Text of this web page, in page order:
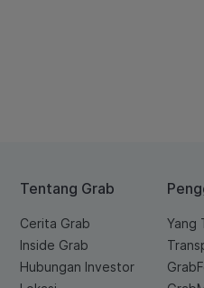
Tentang Grab
Cerita Grab
Inside Grab
Hubungan Investor
Yang